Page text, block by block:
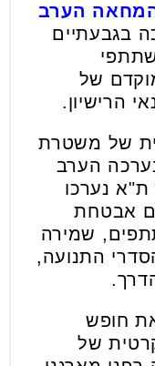
הערב
בגבעתיים
של
הרישיון.
של משטרת
הערב
ת"א נערכו
אבטחת
שמירה
התנועה,
חופש
של